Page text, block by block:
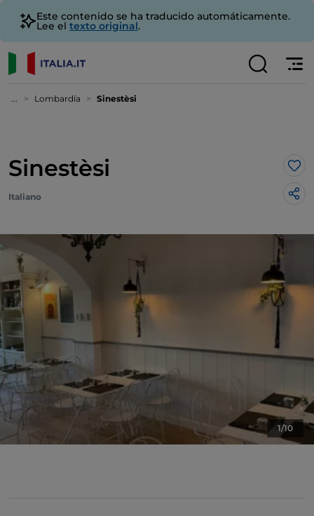
Este contenido se ha traducido automáticamente.
Lee el texto original.
... Lombardía Sinestèsi
Sinestèsi Me
Italiano
1/10